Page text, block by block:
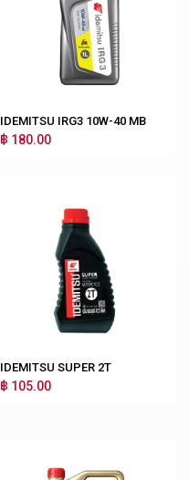
IDEMITSU IRG3 10W-40 MB
฿ 180.00
IDEMITSU SUPER 2T
฿ 105.00